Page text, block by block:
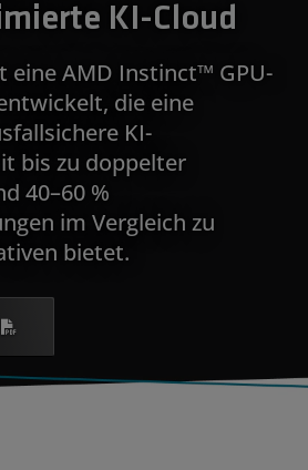
KI-Cloud
eine AMD Instinct™ GPU-
die eine
KI-
bis zu doppelter
40–60 %
im Vergleich zu
bietet.